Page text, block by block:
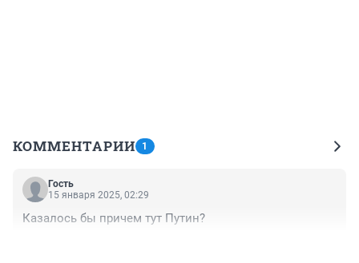
КОММЕНТАРИИ 1
Гость
15 января 2025, 02:29
Казалось бы причем тут Путин?